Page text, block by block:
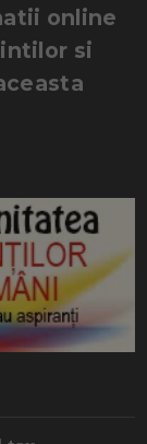
online
si